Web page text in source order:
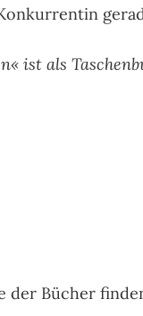
ist als
der Bücher